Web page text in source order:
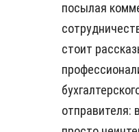
посылая
стоит
отправителя: